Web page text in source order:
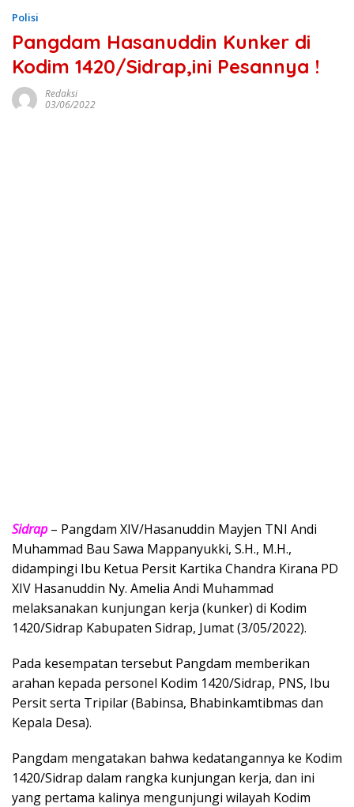
Polisi
Pangdam Hasanuddin Kunker di
Kodim 1420/Sidrap,ini Pesannya !
Redaksi
03/06/2022
Sidrap – Pangdam XIV/Hasanuddin Mayjen TNI Andi
Muhammad Bau Sawa Mappanyukki, S.H., M.H.,
didampingi Ibu Ketua Persit Kartika Chandra Kirana PD
XIV Hasanuddin Ny. Amelia Andi Muhammad
melaksanakan kunjungan kerja (kunker) di Kodim
1420/Sidrap Kabupaten Sidrap, Jumat (3/05/2022).
Pada kesempatan tersebut Pangdam memberikan
arahan kepada personel Kodim 1420/Sidrap, PNS, Ibu
Persit serta Tripilar (Babinsa, Bhabinkamtibmas dan
Kepala Desa).
Pangdam mengatakan bahwa kedatangannya ke Kodim
1420/Sidrap dalam rangka kunjungan kerja, dan ini
yang pertama kalinya mengunjungi wilayah Kodim